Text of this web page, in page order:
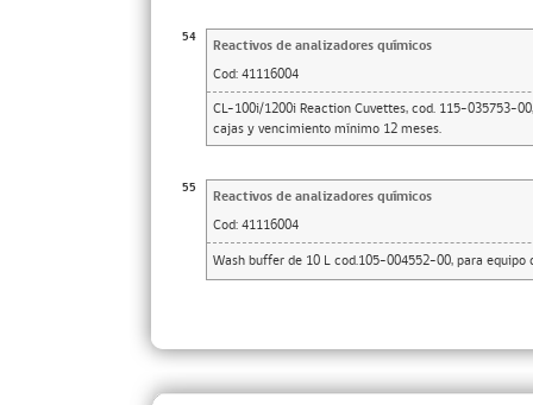
54
Reactivos de analizadores químicos
Cod: 41116004
CL-100i/1200i Reaction Cuvettes, cod. 115-035753-
cajas y vencimiento mínimo 12 meses.
55
Reactivos de analizadores químicos
Cod: 41116004
Wash buffer de 10 L cod.105-004552-00, para